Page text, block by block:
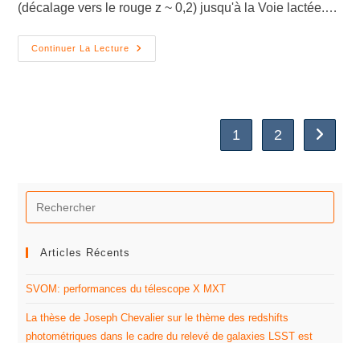
(décalage vers le rouge z ~ 0,2) jusqu'à la Voie lactée.…
Continuer La Lecture
1 2
Articles Récents
SVOM: performances du télescope X MXT
La thèse de Joseph Chevalier sur le thème des redshifts
photométriques dans le cadre du relevé de galaxies LSST est